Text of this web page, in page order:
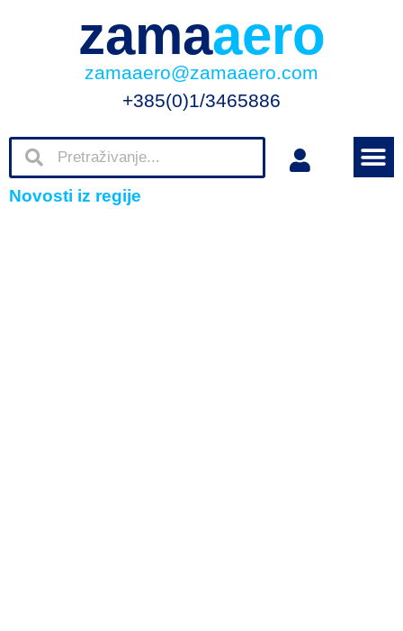
zamaaero
zamaaero@zamaaero.com
+385(0)1/3465886
Novosti iz regije